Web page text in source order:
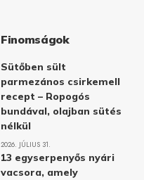
Finomságok
Sütőben sült
parmezános csirkemell
recept – Ropogós
bundával, olajban sütés
nélkül
2026. JÚLIUS 31.
13 egyserpenyős nyári
vacsora, amely